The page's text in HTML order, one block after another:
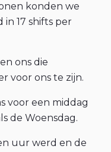
konden we
17 shifts per
ons die
voor ons te zijn.
voor een middag
de Woensdag.
uur werd en de